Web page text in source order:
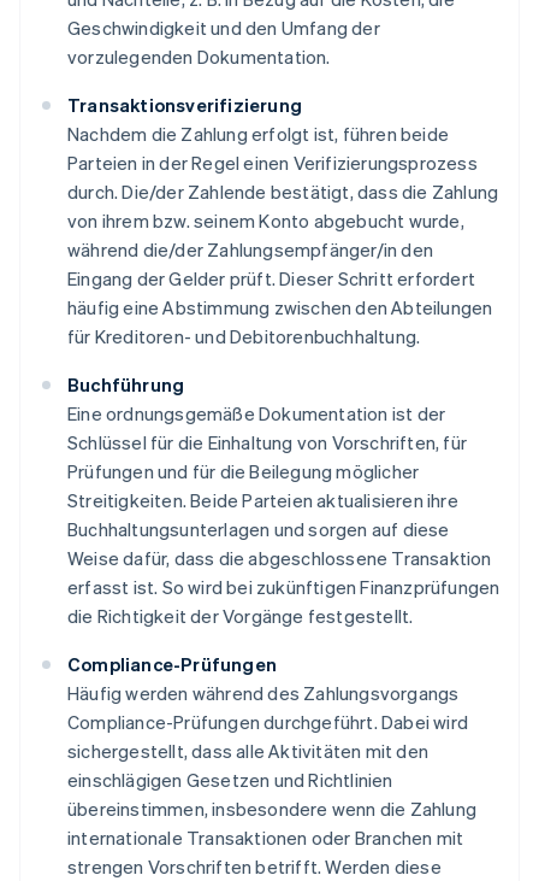
Geschwindigkeit und den Umfang der
vorzulegenden Dokumentation.
Transaktionsverifizierung
Nachdem die Zahlung erfolgt ist, führen beide
Parteien in der Regel einen Verifizierungsprozess
durch. Die/der Zahlende bestätigt, dass die Zahlung
von ihrem bzw. seinem Konto abgebucht wurde,
während die/der Zahlungsempfänger/in den
Eingang der Gelder prüft. Dieser Schritt erfordert
häufig eine Abstimmung zwischen den Abteilungen
für Kreditoren- und Debitorenbuchhaltung.
Buchführung
Eine ordnungsgemäße Dokumentation ist der
Schlüssel für die Einhaltung von Vorschriften, für
Prüfungen und für die Beilegung möglicher
Streitigkeiten. Beide Parteien aktualisieren ihre
Buchhaltungsunterlagen und sorgen auf diese
Weise dafür, dass die abgeschlossene Transaktion
erfasst ist. So wird bei zukünftigen Finanzprüfungen
die Richtigkeit der Vorgänge festgestellt.
Compliance-Prüfungen
Häufig werden während des Zahlungsvorgangs
Compliance-Prüfungen durchgeführt. Dabei wird
sichergestellt, dass alle Aktivitäten mit den
einschlägigen Gesetzen und Richtlinien
übereinstimmen, insbesondere wenn die Zahlung
internationale Transaktionen oder Branchen mit
strengen Vorschriften betrifft. Werden diese